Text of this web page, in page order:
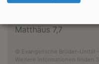
Bittet, so wird euch
Matthäus 7,7
© Evangelische Brüder-Unität –
Weitere Informationen finden